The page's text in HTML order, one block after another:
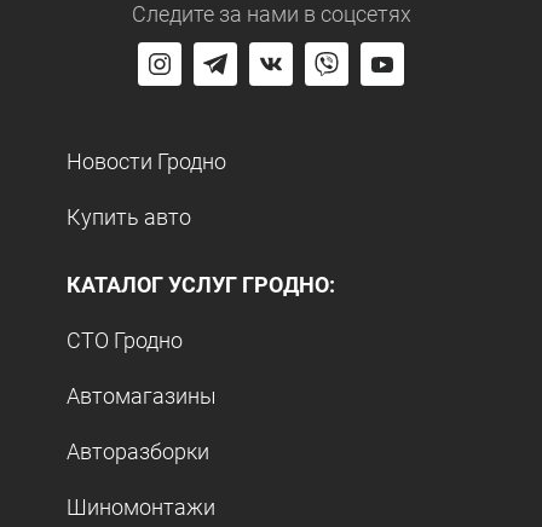
Следите за нами в соцсетях
Новости Гродно
Купить авто
КАТАЛОГ УСЛУГ ГРОДНО:
СТО Гродно
Автомагазины
Авторазборки
Шиномонтажи